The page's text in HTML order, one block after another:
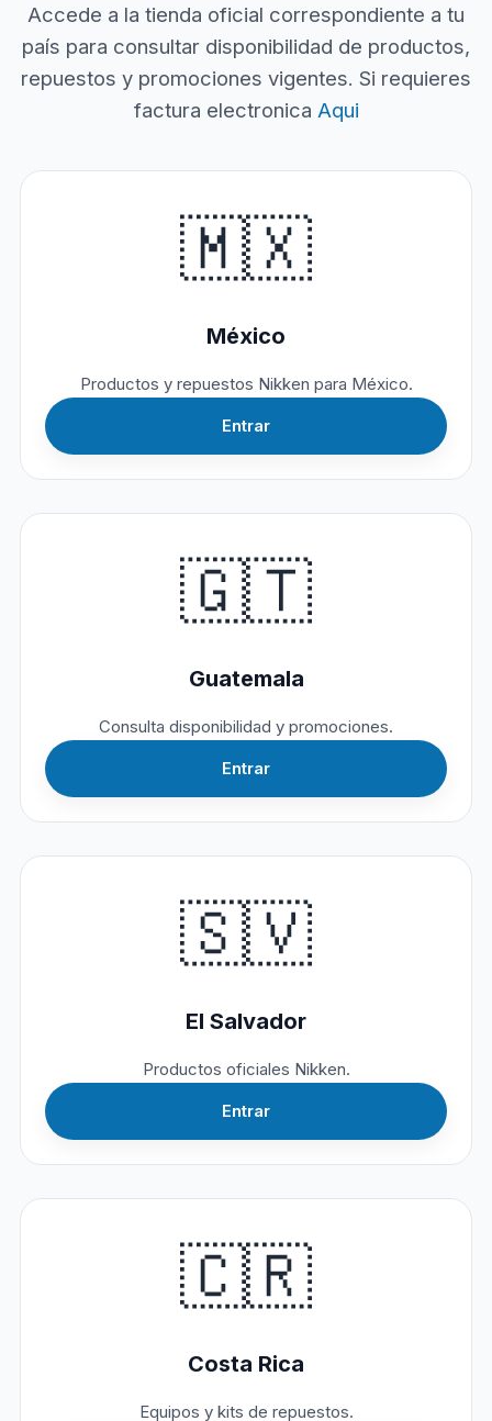
Accede a la tienda oficial correspondiente a tu
país para consultar disponibilidad de productos,
repuestos y promociones vigentes. Si requieres
factura electronica Aqui
🇲🇽
México
Productos y repuestos Nikken para México.
Entrar
🇬🇹
Guatemala
Consulta disponibilidad y promociones.
Entrar
🇸🇻
El Salvador
Productos oficiales Nikken.
Entrar
🇨🇷
Costa Rica
Equipos y kits de repuestos.